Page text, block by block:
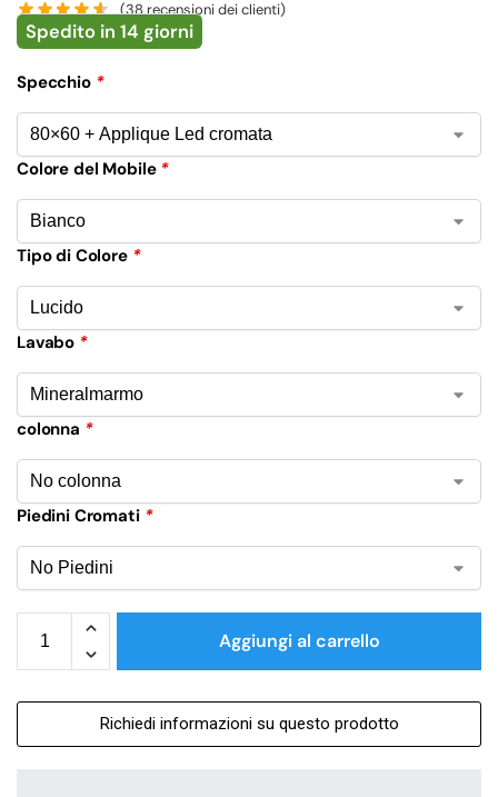
(38recensioni dei clienti)
Spedito in 14 giorni
Specchio *
Colore del Mobile *
Tipo di Colore *
Lavabo *
colonna *
Piedini Cromati *
Aggiungi al carrello
Richiedi informazioni su questo prodotto